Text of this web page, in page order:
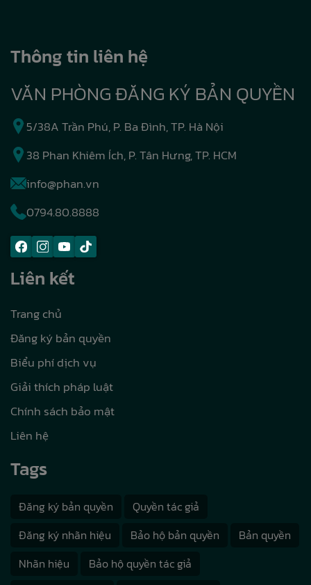
Thông tin liên hệ
VĂN PHÒNG ĐĂNG KÝ BẢN QUYỀN
5/38A Trần Phú, P. Ba Đình, TP. Hà Nội
38 Phan Khiêm Ích, P. Tân Hưng, TP. HCM
info@phan.vn
0794.80.8888
Liên kết
Trang chủ
Đăng ký bản quyền
Biểu phí dịch vụ
Giải thích pháp luật
Chính sách bảo mật
Liên hệ
Tags
Đăng ký bản quyền
Quyền tác giả
Đăng ký nhãn hiệu
Bảo hộ bản quyền
Bản quyền
Nhãn hiệu
Bảo hộ quyền tác giả